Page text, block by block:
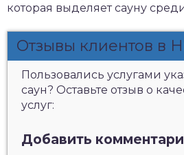
которая выделяет сауну
Отзывы клиентов в
Пользовались услугами
саун? Оставьте отзыв о
услуг:
Добавить